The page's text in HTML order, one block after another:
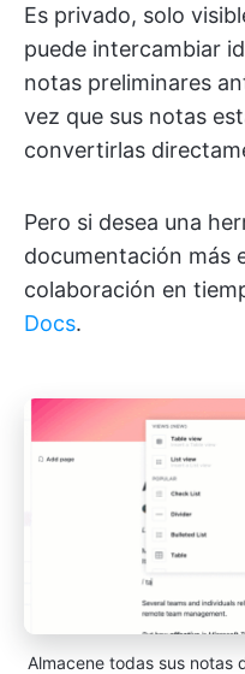
Es privado, solo
puede intercambiar
notas preliminares
vez que sus notas
convertirlas
Pero si desea una
documentación más
colaboración en
Docs.
Almacene todas sus notas